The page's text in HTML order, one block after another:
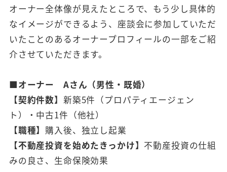
オーナー全体像が見えたところで、もう少し具体的
なイメージができるよう、座談会に参加していただ
いたことのあるオーナープロフィールの一部をご紹
介させていただきます。
■オーナー Aさん（男性・既婚）
【契約件数】 新築5件（プロパティエージェン
ト）・中古1件（他社）
【職種】 購入後、独立し起業
【不動産投資を始めたきっかけ】 不動産投資の仕組
みの良さ、生命保険効果